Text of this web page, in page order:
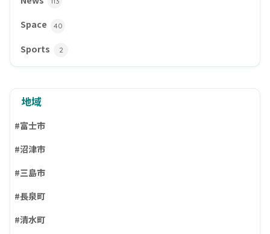
Space 40
Sports 2
地域
#富士市
#沼津市
#三島市
#長泉町
#清水町